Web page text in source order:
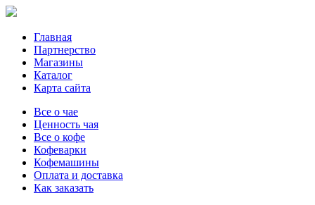
Главная
Партнерство
Магазины
Каталог
Карта сайта
Все о чае
Ценность чая
Все о кофе
Кофеварки
Кофемашины
Оплата и доставка
Как заказать